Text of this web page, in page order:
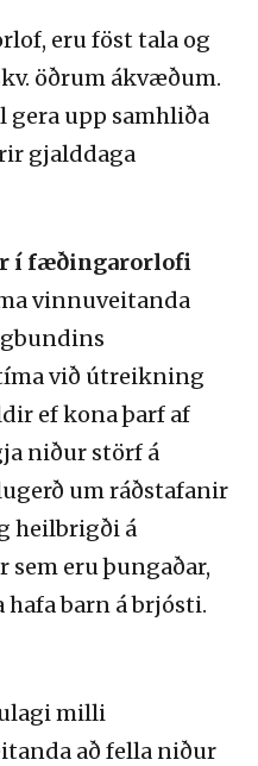
eru föst tala og
öðrum ákvæðum.
upp samhliða
gjalddaga
í fæðingarorlofi
vinnuveitanda
við útreikning
ef kona þarf af
niður störf á
um ráðstafanir
heilbrigði á
eru þungaðar,
hafa barn á brjósti.
milli
að fella niður